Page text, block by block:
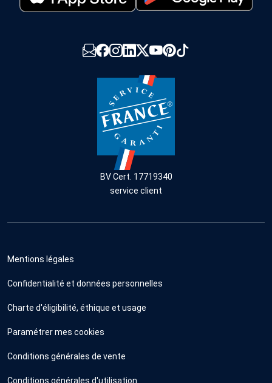
BV Cert. 17719340
service client
Mentions légales
Confidentialité et données personnelles
Charte d'éligibilité, éthique et usage
Paramétrer mes cookies
Conditions générales de vente
Conditions générales d'utilisation